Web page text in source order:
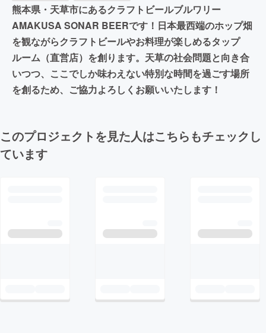
熊本県・天草市にあるクラフトビールブルワリー
AMAKUSA SONAR BEERです！日本最西端のホップ畑
を観ながらクラフトビールやお料理が楽しめるタップ
ルーム（直営店）を創ります。天草の社会問題と向き合
いつつ、ここでしか味わえない特別な時間を過ごす場所
を創るため、ご協力よろしくお願いいたします！
このプロジェクトを見た人はこちらもチェックし
ています